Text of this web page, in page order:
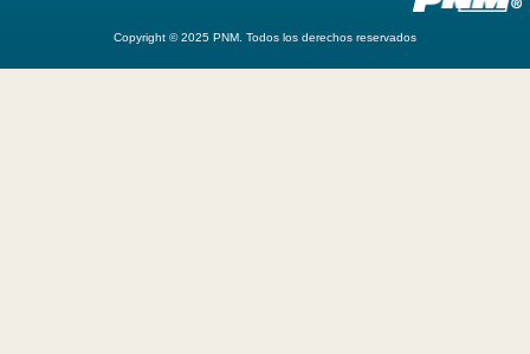
Copyright © 2025 PNM. Todos los derechos reservados